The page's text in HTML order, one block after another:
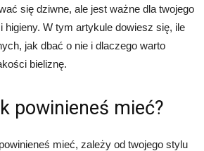
się dziwne, ale jest ważne dla twojego
higieny. W tym artykule dowiesz się, ile
jak dbać o nie i dlaczego warto
bieliznę.
powinieneś mieć?
mieć, zależy od twojego stylu